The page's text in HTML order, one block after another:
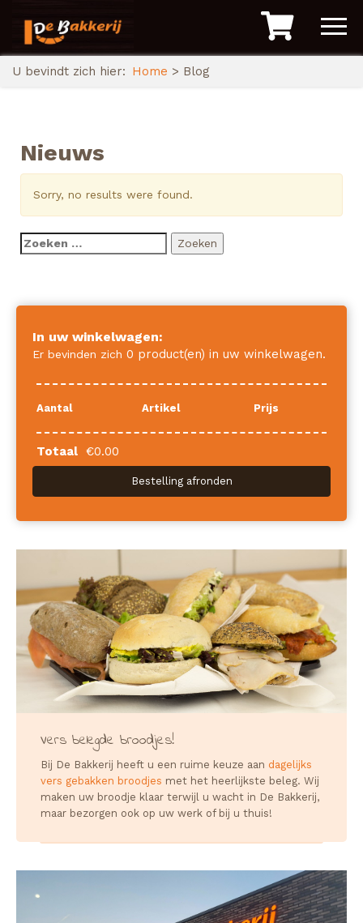
U bevindt zich hier: Home > Blog
Nieuws
Sorry, no results were found.
Zoeken
naar:
In uw winkelwagen:
Er bevinden zich 0 product(en) in uw winkelwagen.
Aantal Artikel Prijs
Totaal €0.00
Bestelling afronden
Vers belegde broodjes!
Bij De Bakkerij heeft u een ruime keuze aan dagelijks
vers gebakken broodjes met het heerlijkste beleg. Wij
maken uw broodje klaar terwijl u wacht in De Bakkerij,
maar bezorgen ook op uw werk of bij u thuis!